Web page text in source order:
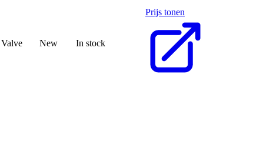
New In stock
Prijs tonen